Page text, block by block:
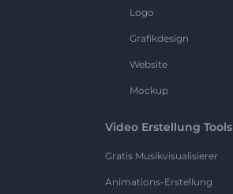
Logo
Grafikdesign
Website
Mockup
Video Erstellung Tools
Gratis Musikvisualisierer
Animations-Erstellung